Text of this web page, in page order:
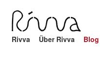
Rivva Über Rivva Blog